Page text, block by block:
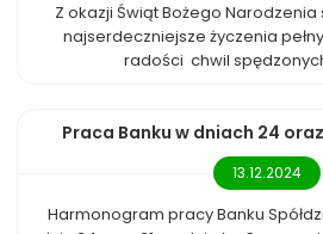
Z okazji Świąt Bożego Narodzenia
najserdeczniejsze życzenia
radości chwil
Praca Banku w dniach 24
13.12.2024
Harmonogram pracy Banku